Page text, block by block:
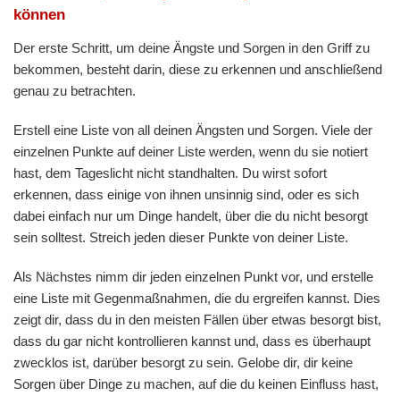
können
Der erste Schritt, um deine Ängste und Sorgen in den Griff zu
bekommen, besteht darin, diese zu erkennen und anschließend
genau zu betrachten.
Erstell eine Liste von all deinen Ängsten und Sorgen. Viele der
einzelnen Punkte auf deiner Liste werden, wenn du sie notiert
hast, dem Tageslicht nicht standhalten. Du wirst sofort
erkennen, dass einige von ihnen unsinnig sind, oder es sich
dabei einfach nur um Dinge handelt, über die du nicht besorgt
sein solltest. Streich jeden dieser Punkte von deiner Liste.
Als Nächstes nimm dir jeden einzelnen Punkt vor, und erstelle
eine Liste mit Gegenmaßnahmen, die du ergreifen kannst. Dies
zeigt dir, dass du in den meisten Fällen über etwas besorgt bist,
dass du gar nicht kontrollieren kannst und, dass es überhaupt
zwecklos ist, darüber besorgt zu sein. Gelobe dir, dir keine
Sorgen über Dinge zu machen, auf die du keinen Einfluss hast,